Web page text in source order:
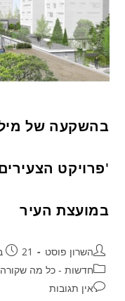
בהשקעה של
'פרויקט
במועצת העיר
השרון פוסט
21 ביוני 2023
חדשות - כל מה שקורה
אין תגובות